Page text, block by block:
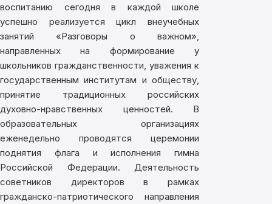
воспитанию сегодня в каждой школе
успешно реализуется цикл внеучебных
занятий «Разговоры о важном»,
направленных на формирование у
школьников гражданственности, уважения к
государственным институтам и обществу,
принятие традиционных российских
духовно-нравственных ценностей. В
образовательных организациях
еженедельно проводятся церемонии
поднятия флага и исполнения гимна
Российской Федерации. Деятельность
советников директоров в рамках
гражданско-патриотического направления